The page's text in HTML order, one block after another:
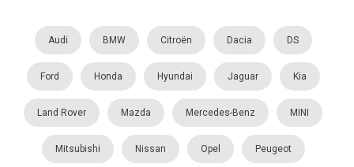
Audi BMW Citroën Dacia DS
Ford Honda Hyundai Jaguar Kia
Land Rover Mazda Mercedes-Benz MINI
Mitsubishi Nissan Opel Peugeot